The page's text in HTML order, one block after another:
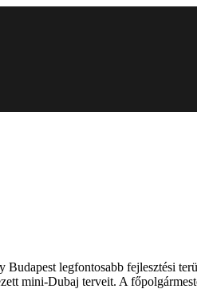
legfontosabb fejlesztési
mini-Dubaj terveit. A